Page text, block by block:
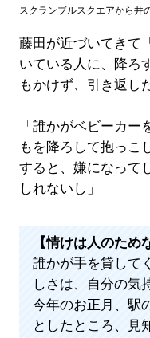
スクランブルスクエアから井
藤田が近づいてきて
いている人に、降ろ
もかけず、引き返し
「誰かがベビーカ
もを降ろして抱っこ
すると、嫌になって
しれないし」
【情けは人のため
誰かが手を貸して
しさは、自分の気
今年のお正月、駅
としたところ、見